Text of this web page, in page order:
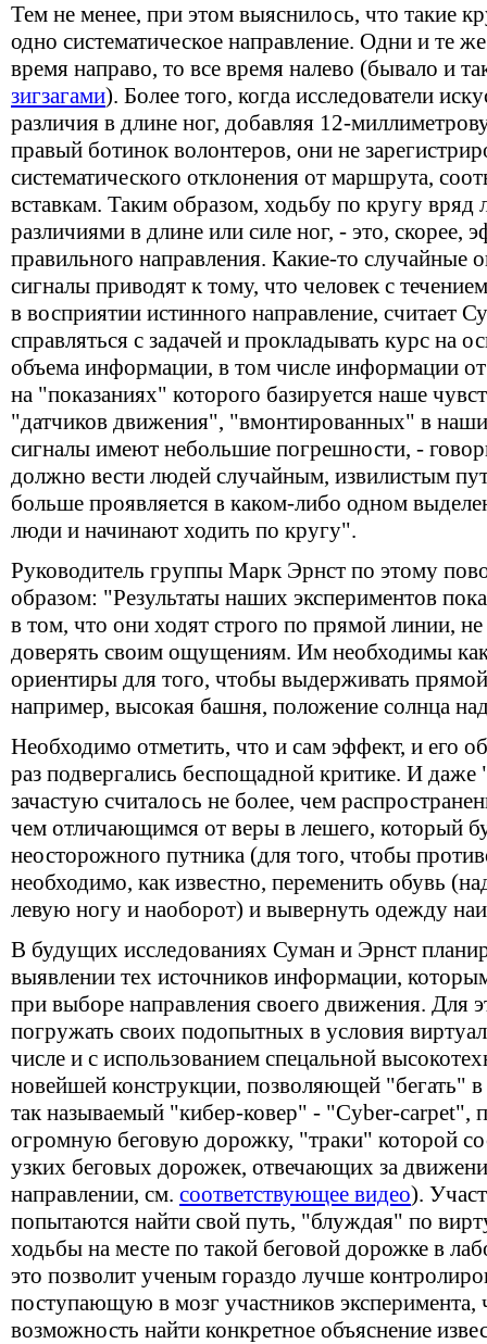
Тем не менее, при этом выяснилось, что такие
одно систематическое направление. Одни и те
время направо, то все время налево (бывало и
зигзагами). Более того, когда исследователи
различия в длине ног, добавляя 12-
правый ботинок волонтеров, они не
систематического отклонения от маршрута,
вставкам. Таким образом, ходьбу по кругу
различиями в длине или силе ног, - это, скорее,
правильного направления. Какие-то
сигналы приводят к тому, что человек с
в восприятии истинного направление, считает
справляться с задачей и прокладывать курс на
объема информации, в том числе информации от
на "показаниях" которого базируется наше
"датчиков движения", "вмонтированных" в
сигналы имеют небольшие погрешности, -
должно вести людей случайным, извилистым
больше проявляется в каком-либо одном
люди и начинают ходить по кругу".
Руководитель группы Марк Эрнст по этому
образом: "Результаты наших экспериментов
в том, что они ходят строго по прямой линии,
доверять своим ощущениям. Им необходимы
ориентиры для того, чтобы выдерживать
например, высокая башня, положение солнца
Необходимо отметить, что и сам эффект, и его
раз подвергались беспощадной критике. И
зачастую считалось не более, чем
чем отличающимся от веры в лешего, который
неосторожного путника (для того, чтобы
необходимо, как известно, переменить обувь
левую ногу и наоборот) и вывернуть одежду
В будущих исследованиях Суман и Эрнст
выявлении тех источников информации,
при выборе направления своего движения. Для
погружать своих подопытных в условия
числе и с использованием спецальной
новейшей конструкции, позволяющей "бегать"
так называемый "кибер-ковер" - "Cyber-carpet",
огромную беговую дорожку, "траки" которой
узких беговых дорожек, отвечающих за
направлении, см. соответствующее видео).
попытаются найти свой путь, "блуждая" по
ходьбы на месте по такой беговой дорожке в
это позволит ученым гораздо лучше
поступающую в мозг участников эксперимента,
возможность найти конкретное объяснение